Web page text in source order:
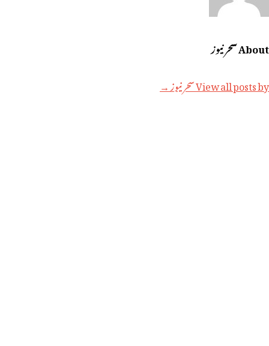
About سحر نیوز
View all posts by سحر نیوز →